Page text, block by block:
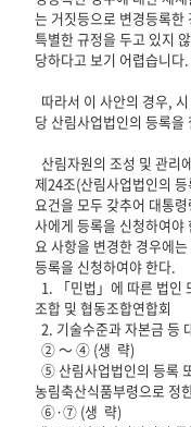
는 거짓등으로 변경등록
특별한 규정을 두고 있지
당하다고 보기 어렵습니다.
당 산림사업법인의 등록을
제24조(산림사업법인의
요건을 모두 갖추어 대통
사에게 등록을 신청하여야
요 사항을 변경한 경우에
등록을 신청하여야 한다.
조합 및 협동조합연합회
농림축산식품부령으로 정